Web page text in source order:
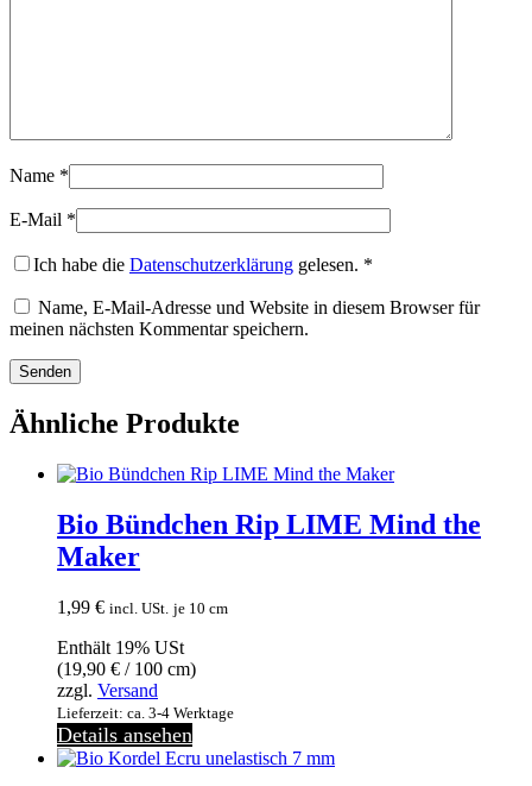
Name *
E-Mail *
Ich habe die Datenschutzerklärung gelesen. *
Name, E-Mail-Adresse und Website in diesem Browser für
meinen nächsten Kommentar speichern.
Ähnliche Produkte
Bio Bündchen Rip LIME Mind the
Maker
1,99 € incl. USt. je 10 cm
Enthält 19% USt
(19,90 € / 100 cm)
zzgl. Versand
Lieferzeit: ca. 3-4 Werktage
Details ansehen